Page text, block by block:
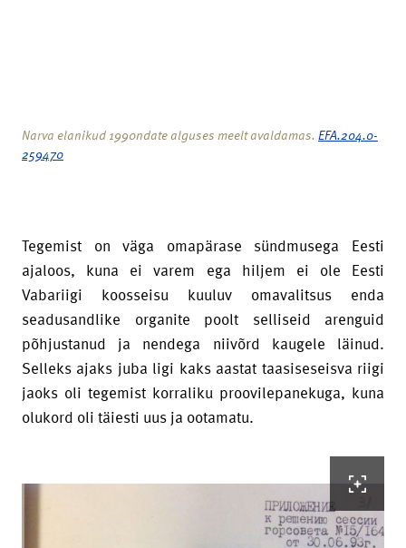
Narva elanikud 1990ndate alguses meelt avaldamas.EFA.204.0-
259470
Tegemist on väga omapärase sündmusega Eesti
ajaloos, kuna ei varem ega hiljem ei ole Eesti
Vabariigi koosseisu kuuluv omavalitsus enda
seadusandlike organite poolt selliseid arenguid
põhjustanud ja nendega niivõrd kaugele läinud.
Selleks ajaks juba ligi kaks aastat taasiseseisva riigi
jaoks oli tegemist korraliku proovilepanekuga, kuna
olukord oli täiesti uus ja ootamatu.